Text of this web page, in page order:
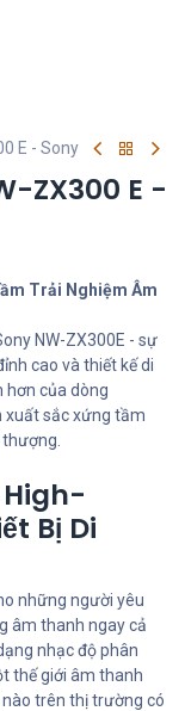
E - Sony
ZX300 E -
Trải Nghiệm Âm
NW-ZX300E - sự
cao và thiết kế di
hơn của dòng
xuất sắc xứng tầm
Bị Di
những người yêu
âm thanh ngay cả
nhạc độ phân
thế giới âm thanh
trên thị trường có